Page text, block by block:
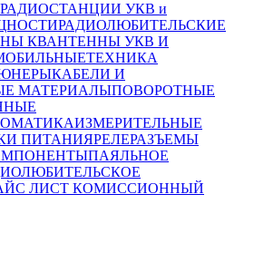
РАДИОСТАНЦИИ УКВ и
РАДИОЛЮБИТЕЛЬСКИЕ
КВАНТЕННЫ УКВ И
ТЕХНИКА
КАБЕЛИ И
МАТЕРИАЛЫПОВОРОТНЫЕ
ИЗМЕРИТЕЛЬНЫЕ
ПИТАНИЯРЕЛЕРАЗЪЕМЫ
ПАЯЛЬНОЕ
ЛИСТ КОМИССИОННЫЙ